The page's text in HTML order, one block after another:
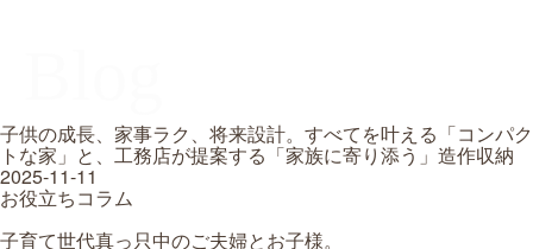
子供の成長、家事ラク、将来設計。すべてを叶える「コンパク
トな家」と、工務店が提案する「家族に寄り添う」造作収納
2025-11-11
お役立ちコラム
子育て世代真っ只中のご夫婦とお子様。